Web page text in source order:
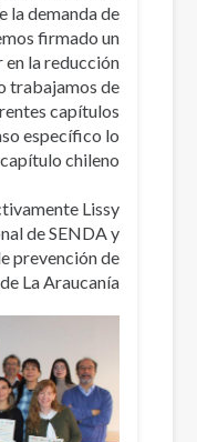
la demanda de
firmado un
la reducción
trabajamos de
capítulos
específico lo
chileno".
Lissy
de SENDA y
prevención de
La Araucanía.